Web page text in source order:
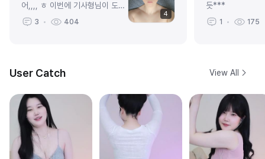
어,,,, ㅎ 이번에 기사형님이 도와
주셔서,,,, ㅎ오랜만에,,,,2년만인
가,,,,? ㅎ 샤워하는데 갑자기,,,,,
3 404
4
듯***
1 175
User Catch View All